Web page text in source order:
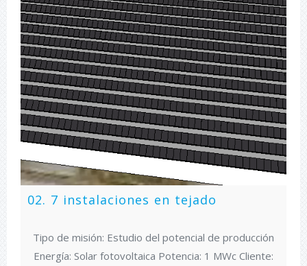
02. 7 instalaciones en tejado
Tipo de misión: Estudio del potencial de producción
Energía: Solar fotovoltaica Potencia: 1 MWc Cliente: